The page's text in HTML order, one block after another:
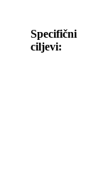
Specifični
ciljevi: